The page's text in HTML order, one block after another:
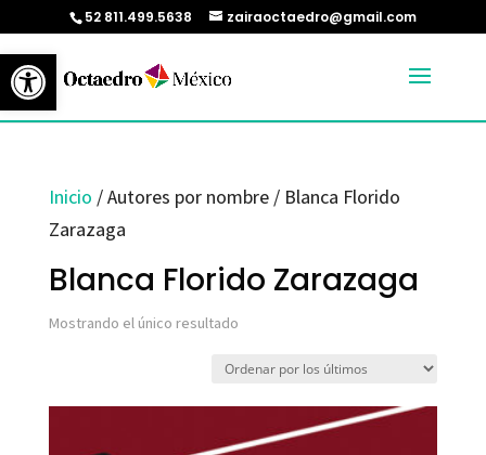
Abrir barra de herramientas
52 811.499.5638 zairaoctaedro@gmail.com
Inicio / Autores por nombre / Blanca Florido
Zarazaga
Blanca Florido Zarazaga
Mostrando el único resultado